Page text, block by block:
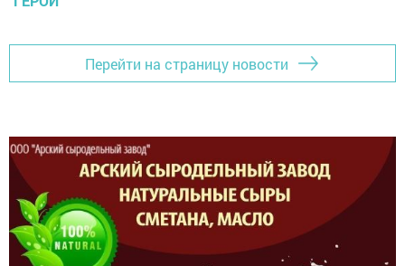
Перейти на страницу новости